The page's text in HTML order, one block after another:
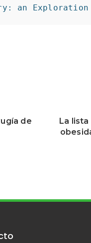
an
de
La